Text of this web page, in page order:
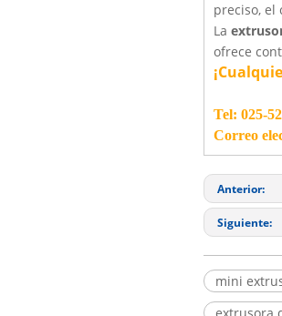
preciso, el
La
ofrece
Tel: 025-
Correo
Anterior:
Siguiente:
mini